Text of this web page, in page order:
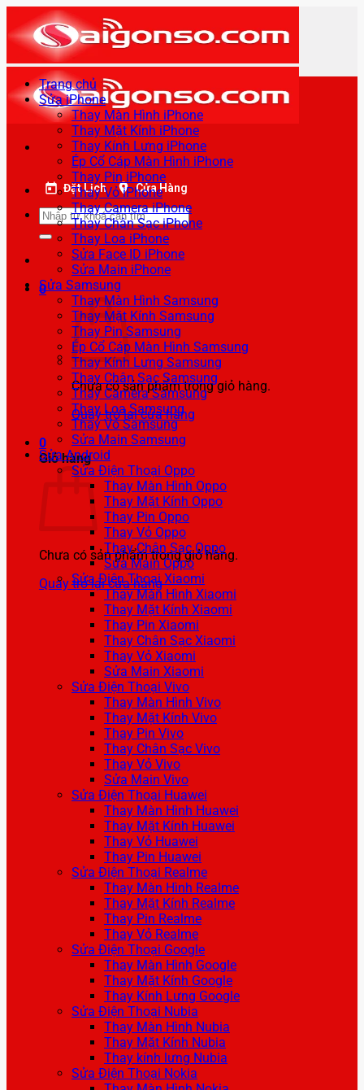
qua
nội
dung
Đặt Lịch Cửa Hàng
Tìm
kiếm:
0
Chưa có sản phẩm trong giỏ hàng.
Quay trở lại cửa hàng
0
Giỏ hàng
Chưa có sản phẩm trong giỏ hàng.
Quay trở lại cửa hàng
Trang chủ
Sửa iPhone
Thay Màn Hình iPhone
Thay Mặt Kính iPhone
Thay Kính Lưng iPhone
Ép Cổ Cáp Màn Hình iPhone
Thay Pin iPhone
Thay Vỏ iPhone
Thay Camera iPhone
Thay Chân Sạc iPhone
Thay Loa iPhone
Sửa Face ID iPhone
Sửa Main iPhone
Sửa Samsung
Thay Màn Hình Samsung
Thay Mặt Kính Samsung
Thay Pin Samsung
Ép Cổ Cáp Màn Hình Samsung
Thay Kính Lưng Samsung
Thay Chân Sạc Samsung
Thay Camera Samsung
Thay Loa Samsung
Thay Vỏ Samsung
Sửa Main Samsung
Sửa Android
Sửa Điện Thoại Oppo
Thay Màn Hình Oppo
Thay Mặt Kính Oppo
Thay Pin Oppo
Thay Vỏ Oppo
Thay Chân Sạc Oppo
Sửa Main Oppo
Sửa Điện Thoại Xiaomi
Thay Màn Hình Xiaomi
Thay Mặt Kính Xiaomi
Thay Pin Xiaomi
Thay Chân Sạc Xiaomi
Thay Vỏ Xiaomi
Sửa Main Xiaomi
Sửa Điện Thoại Vivo
Thay Màn Hình Vivo
Thay Mặt Kính Vivo
Thay Pin Vivo
Thay Chân Sạc Vivo
Thay Vỏ Vivo
Sửa Main Vivo
Sửa Điện Thoại Huawei
Thay Màn Hình Huawei
Thay Mặt Kính Huawei
Thay Vỏ Huawei
Thay Pin Huawei
Sửa Điện Thoại Realme
Thay Màn Hình Realme
Thay Mặt Kính Realme
Thay Pin Realme
Thay Vỏ Realme
Sửa Điện Thoại Google
Thay Màn Hình Google
Thay Mặt Kính Google
Thay Kính Lưng Google
Sửa Điện Thoại Nubia
Thay Màn Hình Nubia
Thay Mặt Kính Nubia
Thay kính lưng Nubia
Sửa Điện Thoại Nokia